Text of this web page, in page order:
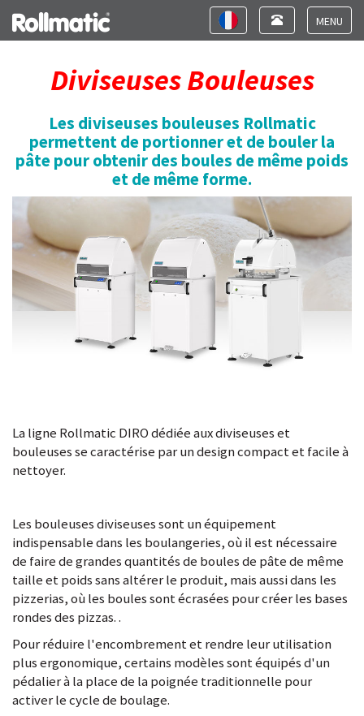
Toggle
Toggle
navigation
Toggle
navigation
Diviseuses Bouleuses
Les diviseuses bouleuses Rollmatic
permettent de portionner et de bouler la
pâte pour obtenir des boules de même poids
et de même forme.
La ligne Rollmatic DIRO dédiée aux diviseuses et
bouleuses se caractérise par un design compact et facile à
nettoyer.
Les bouleuses diviseuses sont un équipement
indispensable dans les boulangeries, où il est nécessaire
de faire de grandes quantités de boules de pâte de même
taille et poids sans altérer le produit, mais aussi dans les
pizzerias, où les boules sont écrasées pour créer les bases
rondes des pizzas. .
Pour réduire l'encombrement et rendre leur utilisation
plus ergonomique, certains modèles sont équipés d'un
pédalier à la place de la poignée traditionnelle pour
activer le cycle de boulage.